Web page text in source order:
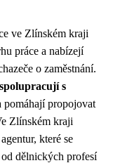
ve Zlínském kraji
práce a nabízejí
o zaměstnání.
s
pomáhají propojovat
Zlínském kraji
které se
dělnických profesí